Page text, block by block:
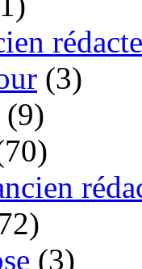
(3)
(9)
(3)